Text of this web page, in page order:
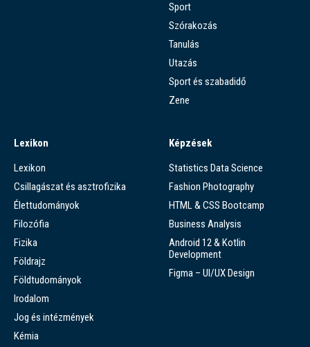
Sport
Szórakozás
Tanulás
Utazás
Sport és szabadidő
Zene
Lexikon
Lexikon
Csillagászat és asztrofizika
Élettudományok
Filozófia
Fizika
Földrajz
Földtudományok
Irodalom
Jog és intézmények
Kémia
Képzések
Statistics Data Science
Fashion Photography
HTML & CSS Bootcamp
Business Analysis
Android 12 & Kotlin
Development
Figma – UI/UX Design